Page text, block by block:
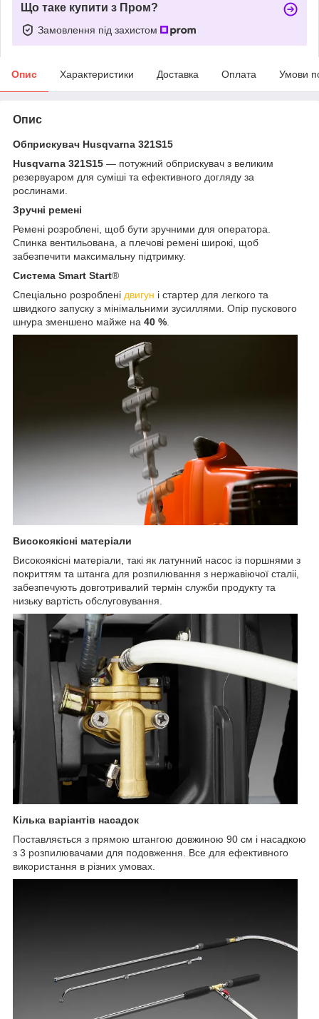
Що таке купити з Пром?
Замовлення під захистом
Опис Характеристики Доставка Оплата Умови
Опис
Обприскувач Husqvarna 321S15
Husqvarna 321S15 — потужний обприскувач з великим
резервуаром для суміші та ефективного догляду за
рослинами.
Зручні ремені
Ремені розроблені, щоб бути зручними для оператора.
Спинка вентильована, а плечові ремені широкі, щоб
забезпечити максимальну підтримку.
Система Smart Start®
Спеціально розроблені двигун і стартер для легкого та
швидкого запуску з мінімальними зусиллями. Опір пускового
шнура зменшено майже на 40 %
Високоякісні матеріали
Високоякісні матеріали, такі як латунний насос із поршнями з
покриттям та штанга для розпилювання з нержавіючої сталіі,
забезпечують довготривалий термін служби продукту та
низьку вартість обслуговування.
Кілька варіантів насадок
Поставляється з прямою штангою довжиною 90 см і насадкою
з 3 розпилювачами для подовження. Все для ефективного
використання в різних умовах.